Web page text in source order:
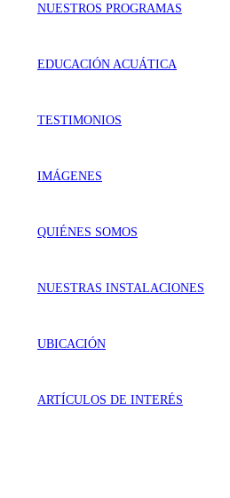
NUESTROS PROGRAMAS
EDUCACIÓN ACUÁTICA
TESTIMONIOS
IMÁGENES
QUIÉNES SOMOS
NUESTRAS INSTALACIONES
UBICACIÓN
ARTÍCULOS DE INTERÉS